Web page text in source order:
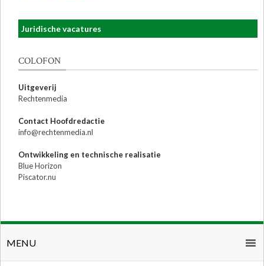
Juridische vacatures
COLOFON
Uitgeverij
Rechtenmedia
Contact Hoofdredactie
info@rechtenmedia.nl
Ontwikkeling en technische realisatie
Blue Horizon
Piscator.nu
MENU